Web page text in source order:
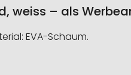
weiss – als
EVA-Schaum.